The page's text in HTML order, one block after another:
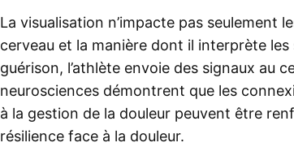
La visualisation n’impacte pas seulement
cerveau et la manière dont il interprète
guérison, l’athlète envoie des signaux au
neurosciences démontrent que les
à la gestion de la douleur peuvent être
résilience face à la douleur.